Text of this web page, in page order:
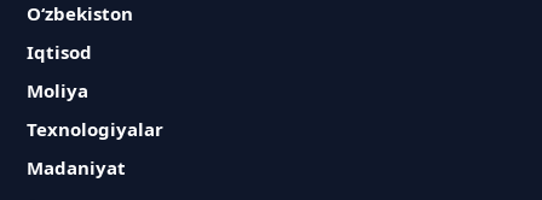
O‘zbekiston
Iqtisod
Moliya
Texnologiyalar
Madaniyat